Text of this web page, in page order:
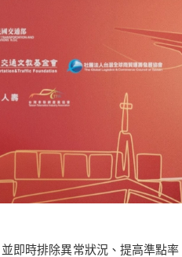
即時排除異常狀況、提高準點